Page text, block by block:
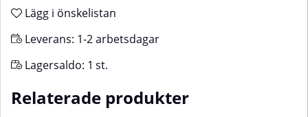
Lägg i önskelistan
Leverans: 1-2 arbetsdagar
Lagersaldo: 1 st.
Relaterade produkter